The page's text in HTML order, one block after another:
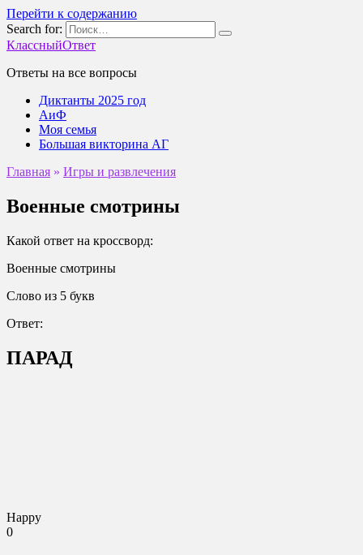
Перейти к содержанию
Search for:
КлассныйОтвет
Ответы на все вопросы
Диктанты 2025 год
АиФ
Моя семья
Большая викторина АГ
Главная » Игры и развлечения
Военные смотрины
Какой ответ на кроссворд:
Военные смотрины
Слово из 5 букв
Ответ:
ПАРАД
Happy
0